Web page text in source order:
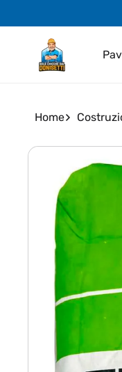
ai contenuti
Home
Passa alle
informazioni
sul prodotto